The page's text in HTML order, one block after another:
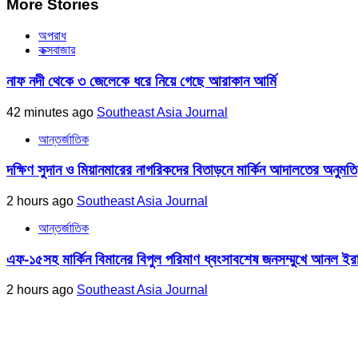
More Stories
অপরাধ
কক্সবাজার
নাফ নদী থেকে ৩ জেলেকে ধরে নিয়ে গেছে আরাকান আর্মি
42 minutes ago Southeast Asia Journal
আন্তর্জাতিক
দক্ষিণ সুদান ও মিয়ানমারের নাগরিকদের বিতাড়নে মার্কিন আদালতের অনুমতি
2 hours ago Southeast Asia Journal
আন্তর্জাতিক
এফ-১৫সহ মার্কিন বিমানের বিপুল পরিমাণ ধ্বংসাবশেষ জনসম্মুখে আনল
2 hours ago Southeast Asia Journal